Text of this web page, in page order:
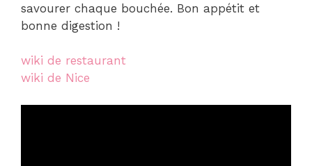
savourer chaque bouchée. Bon appétit et
bonne digestion !
wiki de restaurant
wiki de Nice